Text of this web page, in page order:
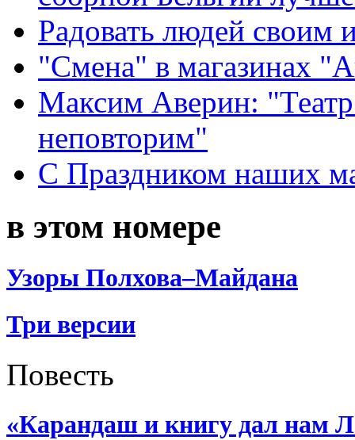
Радовать людей своим
"Смена" в магазинах
Максим Аверин:
неповторим"
С Праздником наших
в этом номере
Узоры Полхова–Майдана
Три версии
Повесть
«Карандаш и книгу дал нам